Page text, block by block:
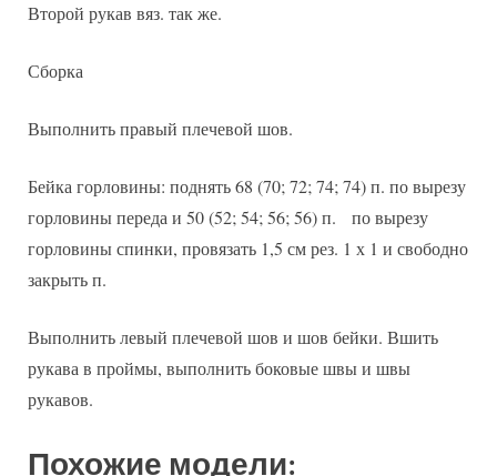
Второй рукав вяз. так же.
Сборка
Выполнить правый плечевой шов.
Бейка горловины: поднять 68 (70; 72; 74; 74) п. по вырезу
горловины переда и 50 (52; 54; 56; 56) п. по вырезу
горловины спинки, провязать 1,5 см рез. 1 х 1 и свободно
закрыть п.
Выполнить левый плечевой шов и шов бейки. Вшить
рукава в проймы, выполнить боковые швы и швы
рукавов.
Похожие модели: